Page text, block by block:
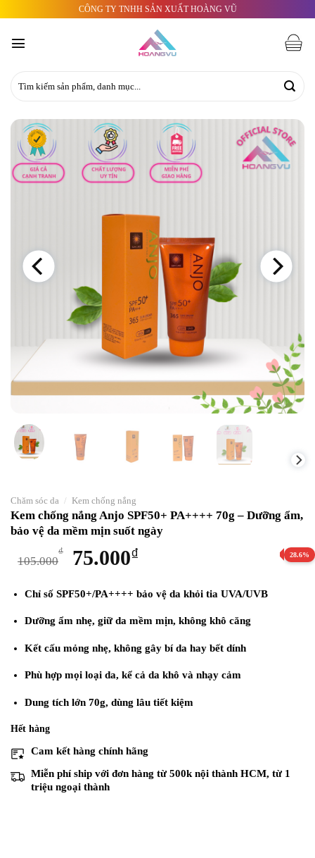
content
CÔNG TY TNHH SẢN XUẤT HOÀNG VŨ
Tìm
Chăm sóc da / Kem chống nắng
Kem chống nắng Anjo SPF50+ PA++++ 70g – Dưỡng ẩm,
bảo vệ da mềm mịn suốt ngày
105.000
₫
Giá
là:
105.000₫.
75.000₫
tại
là:
75.000₫.
28.6%
Chỉ số SPF50+/PA++++ bảo vệ da khỏi tia UVA/UVB
Dưỡng ẩm nhẹ, giữ da mềm mịn, không khô căng
Kết cấu mỏng nhẹ, không gây bí da hay bết dính
Phù hợp mọi loại da, kể cả da khô và nhạy cảm
Dung tích lớn 70g, dùng lâu tiết kiệm
Hết hàng
Cam kết hàng chính hãng
Miễn phí ship với đơn hàng từ 500k nội thành HCM, từ 1
triệu ngoại thành